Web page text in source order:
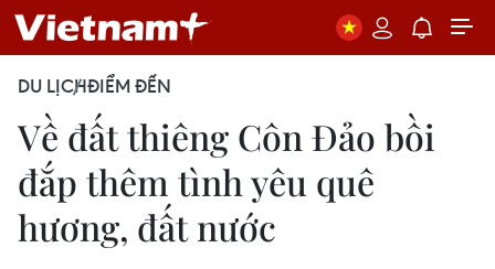
DU LỊCHĐIỂM ĐẾN
Về đất thiêng Côn Đảo bồi
đắp thêm tình yêu quê
hương, đất nước